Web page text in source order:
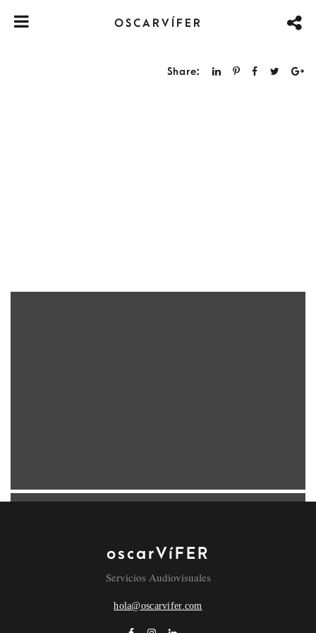
OSCARVÍFER
Share:
Dreaming place
oscarVíFER
Servicios Audiovisuales
hola@oscarvifer.com